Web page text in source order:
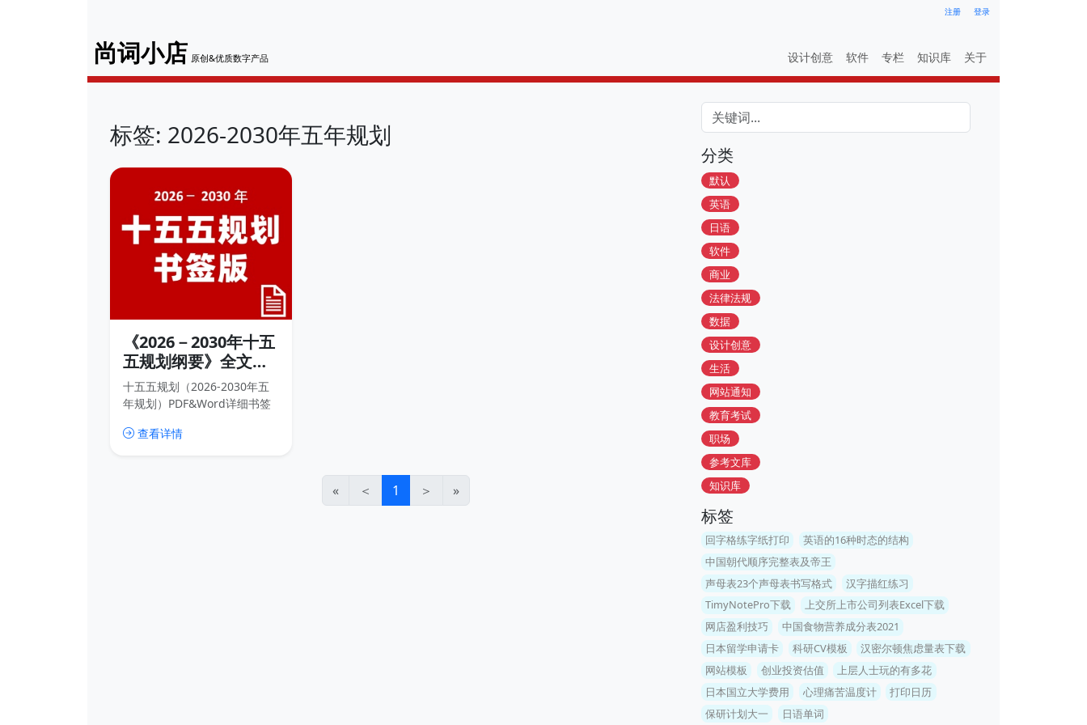
注册 登录
尚词小店 原创&优质数字产品 设计创意 软件 专栏 知识库 关于
标签: 2026-2030年五年规划
《2026－2030年十五
五规划纲要》全文精
心书签版PDF &
Word下载
十五五规划（2026-2030年五
年规划）PDF&Word详细书签
查看详情
« ＜ 1 ＞ »
分类
默认
英语
日语
软件
商业
法律法规
数据
设计创意
生活
网站通知
教育考试
职场
参考文库
知识库
标签
回字格练字纸打印
英语的16种时态的结构
中国朝代顺序完整表及帝王
声母表23个声母表书写格式
汉字描红练习
TimyNotePro下载
上交所上市公司列表Excel下载
网店盈利技巧
中国食物营养成分表2021
日本留学申请卡
科研CV模板
汉密尔顿焦虑量表下载
网站模板
创业投资估值
上层人士玩的有多花
日本国立大学费用
心理痛苦温度计
打印日历
保研计划大一
日语单词